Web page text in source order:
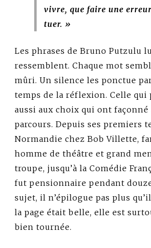
vivre, que faire une
tuer. »
Les phrases de Bruno Putzulu
ressemblent. Chaque mot
mûri. Un silence les ponctue
temps de la réflexion. Celle qui
aussi aux choix qui ont façonné
parcours. Depuis ses premiers
Normandie chez Bob Villette,
homme de théâtre et grand
troupe, jusqu’à la Comédie
fut pensionnaire pendant
sujet, il n’épilogue pas plus
la page était belle, elle est
bien tournée.